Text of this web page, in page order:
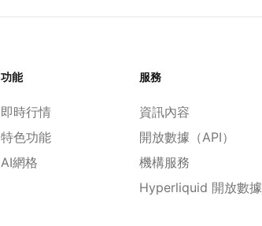
功能
即時行情
特色功能
AI網格
服務
資訊內容
開放數據（API）
機構服務
Hyperliquid 開放數據